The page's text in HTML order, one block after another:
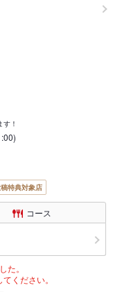
！
特典対象店
コース
た。
ください。